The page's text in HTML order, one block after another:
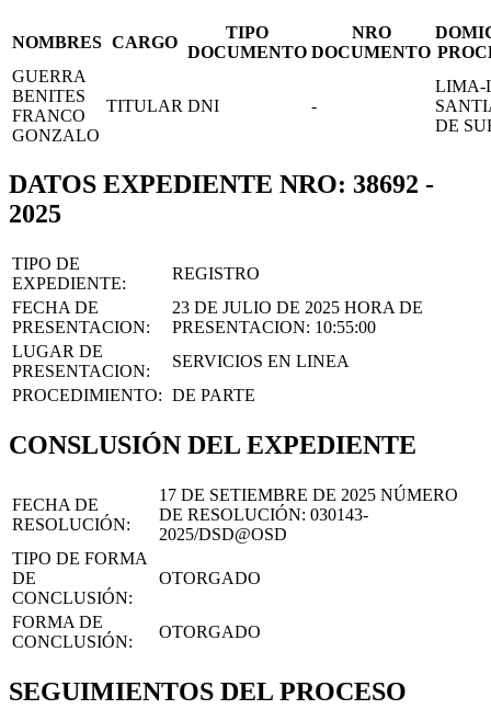
NOMBRES CARGO
TIPO
DOCUMENTO
NRO
DOCUMENTO
GUERRA
BENITES
FRANCO
GONZALO
TITULAR DNI -
LIMA-
DE
DATOS EXPEDIENTE NRO: 38692 -
2025
TIPO DE
EXPEDIENTE:
REGISTRO
FECHA DE
PRESENTACION:
23 DE JULIO DE 2025 HORA DE
PRESENTACION: 10:55:00
LUGAR DE
PRESENTACION:
SERVICIOS EN LINEA
PROCEDIMIENTO: DE PARTE
CONSLUSIÓN DEL EXPEDIENTE
FECHA DE
RESOLUCIÓN:
17 DE SETIEMBRE DE 2025 NÚMERO
DE RESOLUCIÓN: 030143-
2025/DSD@OSD
TIPO DE FORMA
DE
CONCLUSIÓN:
OTORGADO
FORMA DE
CONCLUSIÓN:
OTORGADO
SEGUIMIENTOS DEL PROCESO